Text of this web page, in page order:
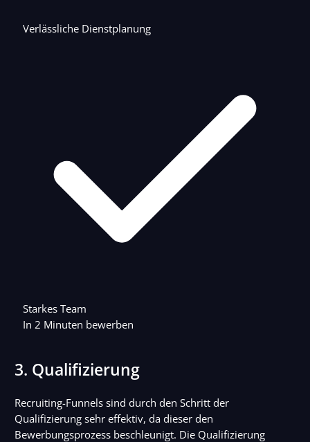
Verlässliche Dienstplanung
Starkes Team
In 2 Minuten bewerben
3. Qualifizierung
Recruiting-Funnels sind durch den Schritt der
Qualifizierung sehr effektiv, da dieser den
Bewerbungsprozess beschleunigt. Die Qualifizierung